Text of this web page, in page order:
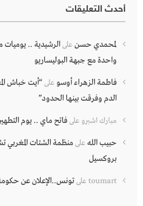
أحدث التعليقات
لمحمدي حسن علىالرشيدية .. يوميات
واحدة مع جبهة البوليساريو
فاطمة الزهراء أوسو على“أيت خباش
الدم وفرقت بينها الحدود”
مبارك اشبرو علىفاتح ماي .. يوم
حبيب الله علىمنظمة الشتات المغربي
بروكسيل
toumart علىتونس..الإعلان عن